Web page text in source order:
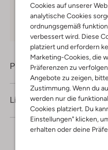
Cookies auf unserer
analytische Cookies
ordnungsgemäß
verbessert wird. Diese
platziert und erfordern
Marketing-Cookies, die
Präferenzen zu
Angebote zu zeigen,
Zustimmung. Wenn du
werden nur die
Cookies platziert. Du
Einstellungen" klicken,
erhalten oder deine
Kauf auf Rechnung 30
Produktinformation
Lieferung & Rückgabe